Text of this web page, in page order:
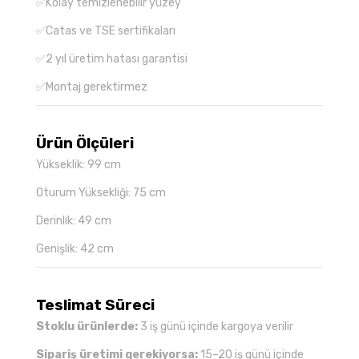
✅Catas ve TSE sertifikaları
✅2 yıl üretim hatası garantisi
✅Montaj gerektirmez
Ürün Ölçüleri
Yükseklik: 99 cm
Oturum Yüksekliği: 75 cm
Derinlik: 49 cm
Genişlik: 42 cm
Teslimat Süreci
Stoklu ürünlerde: 3 iş günü içinde kargoya verilir
Sipariş üretimi gerekiyorsa: 15–20 iş günü içinde